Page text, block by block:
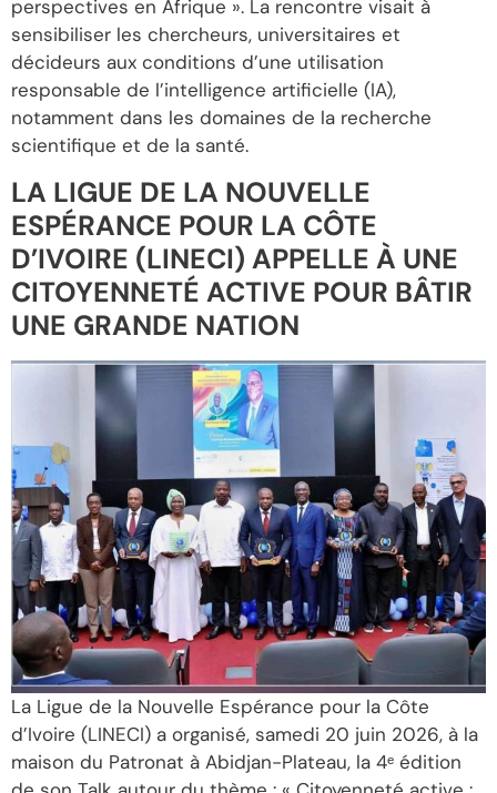
perspectives en Afrique ». La rencontre visait à
sensibiliser les chercheurs, universitaires et
décideurs aux conditions d’une utilisation
responsable de l’intelligence artificielle (IA),
notamment dans les domaines de la recherche
scientifique et de la santé.
LA LIGUE DE LA NOUVELLE
ESPÉRANCE POUR LA CÔTE
D’IVOIRE (LINECI) APPELLE À UNE
CITOYENNETÉ ACTIVE POUR BÂTIR
UNE GRANDE NATION
La Ligue de la Nouvelle Espérance pour la Côte
d’Ivoire (LINECI) a organisé, samedi 20 juin 2026, à la
maison du Patronat à Abidjan-Plateau, la 4ᵉ édition